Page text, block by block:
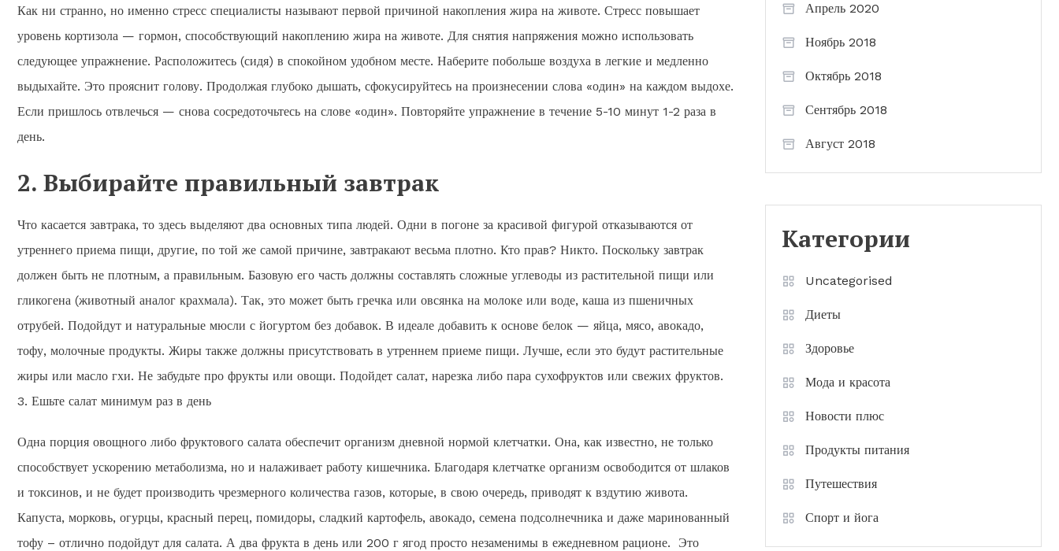
Как ни странно, но именно стресс специалисты называют первой причиной накопления жира на животе. Стресс повышает
уровень кортизола — гормон, способствующий накоплению жира на животе. Для снятия напряжения можно использовать
следующее упражнение. Расположитесь (сидя) в спокойном удобном месте. Наберите побольше воздуха в легкие и медленно
выдыхайте. Это прояснит голову. Продолжая глубоко дышать, сфокусируйтесь на произнесении слова «один» на каждом выдохе.
Если пришлось отвлечься — снова сосредоточьтесь на слове «один». Повторяйте упражнение в течение 5-10 минут 1-2 раза в
день.
2. Выбирайте правильный завтрак
Что касается завтрака, то здесь выделяют два основных типа людей. Одни в погоне за красивой фигурой отказываются от
утреннего приема пищи, другие, по той же самой причине, завтракают весьма плотно. Кто прав? Никто. Поскольку завтрак
должен быть не плотным, а правильным. Базовую его часть должны составлять сложные углеводы из растительной пищи или
гликогена (животный аналог крахмала). Так, это может быть гречка или овсянка на молоке или воде, каша из пшеничных
отрубей. Подойдут и натуральные мюсли с йогуртом без добавок. В идеале добавить к основе белок — яйца, мясо, авокадо,
тофу, молочные продукты. Жиры также должны присутствовать в утреннем приеме пищи. Лучше, если это будут растительные
жиры или масло гхи. Не забудьте про фрукты или овощи. Подойдет салат, нарезка либо пара сухофруктов или свежих фруктов.
3. Ешьте салат минимум раз в день
Одна порция овощного либо фруктового салата обеспечит организм дневной нормой клетчатки. Она, как известно, не только
способствует ускорению метаболизма, но и налаживает работу кишечника. Благодаря клетчатке организм освободится от шлаков
и токсинов, и не будет производить чрезмерного количества газов, которые, в свою очередь, приводят к вздутию живота.
Капуста, морковь, огурцы, красный перец, помидоры, сладкий картофель, авокадо, семена подсолнечника и даже маринованный
тофу – отлично подойдут для салата. А два фрукта в день или 200 г ягод просто незаменимы в ежедневном рационе. Это
Апрель 2020
Ноябрь 2018
Октябрь 2018
Сентябрь 2018
Август 2018
Категории
Uncategorised
Диеты
Здоровье
Мода и красота
Новости плюс
Продукты питания
Путешествия
Спорт и йога